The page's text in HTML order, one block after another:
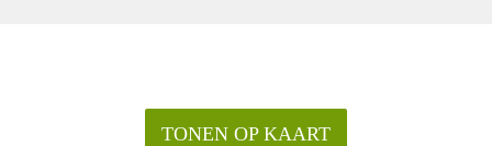
TONEN OP KAART